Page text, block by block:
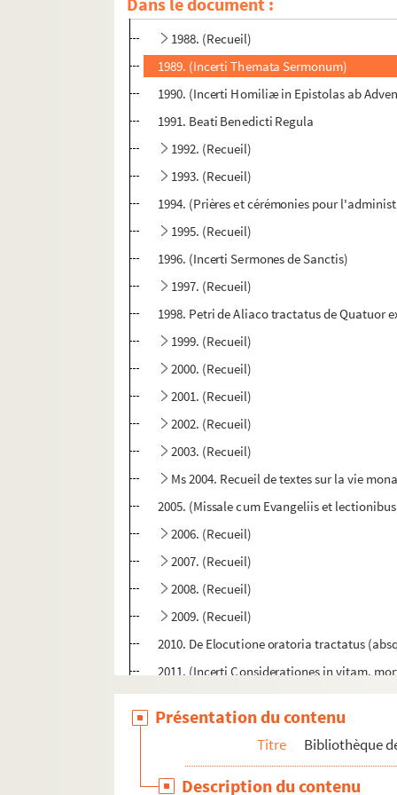
1987. (Recueil)
1988. (Recueil)
1989. (Incerti Themata Sermonum)
1990. (Incerti Homiliæ in Epistolas ab
1991. Beati Benedicti Regula
1992. (Recueil)
1993. (Recueil)
1994. (Prières et cérémonies pour
1995. (Recueil)
1996. (Incerti Sermones de Sanctis)
1997. (Recueil)
1998. Petri de Aliaco tractatus de
1999. (Recueil)
2000. (Recueil)
2001. (Recueil)
2002. (Recueil)
2003. (Recueil)
Ms 2004. Recueil de textes sur la vie
2005. (Missale cum Evangeliis et
2006. (Recueil)
2007. (Recueil)
2008. (Recueil)
2009. (Recueil)
2010. De Elocutione oratoria tractatus
2011. (Incerti Considerationes in vitam,
2012. (Recueil)
2013. (Recueil)
2014. (Incerti, monachi Carthusiensis, B.
2015. (Recueil)
Présentation du contenu
Titre Bibliothèque
Description du contenu